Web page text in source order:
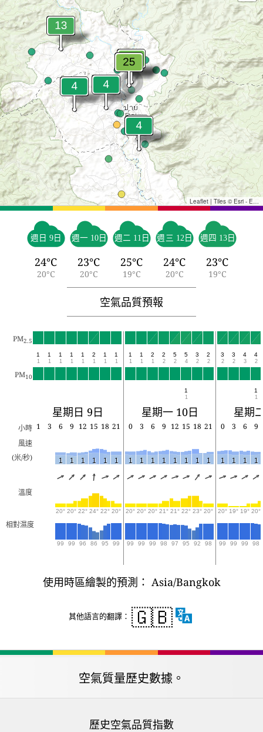
Leaflet | Tiles © Esri - Esri, DeLorme, NAVTEQ, TomTom, Intermap, iPC, USGS, FAO, NPS, NRCAN, GeoBase, Kadaster NL, Ordnance Survey, Esri Japan, METI, Esri China (Hong Kong), and the GIS User Community
週日 9日
24°C
20°C
週一 10日
23°C
20°C
週二 11日
25°C
19°C
週三 12日
24°C
20°C
週四 13日
23°C
19°C
空氣品質預報
PM2.5
1
1
1
1
1
1
1
1
1
1
2
1
1
1
1
1
1
1
1
1
2
1
2
2
5
2
5
4
3
2
2
2
3
2
3
2
4
3
4
2
PM10
1
1
1
1
星期日 9日 星期一 10日 星期
小時 1 3 6 9 12 15 18 21 0 3 6 9 12 15 18 21 0 3 6
9
風速
(米/秒)
1 1 1 1 1 1 1 1 1 1 1 1 1 1 1 1 1 1
溫度
20° 20° 22° 24° 22° 20° 20° 20° 20° 21° 21° 22° 23° 20° 20° 19° 19° 20°
相對濕度
99 99 96 86 95 99 99 99 99 98 97 95 92 98 99 99 99 98
使用時區繪製的預測： Asia/Bangkok
其他語言的翻譯： 🇬🇧
空氣質量歷史數據。
歷史空氣品質指數